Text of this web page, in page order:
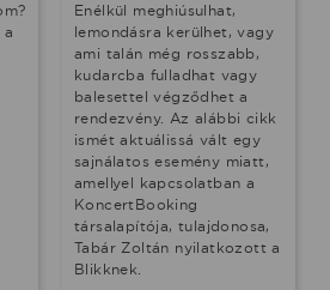
a
Enélkül meghiúsulhat,
lemondásra kerülhet, vagy
ami talán még rosszabb,
kudarcba fulladhat vagy
balesettel végződhet a
rendezvény. Az alábbi cikk
ismét aktuálissá vált egy
sajnálatos esemény miatt,
amellyel kapcsolatban a
KoncertBooking
társalapítója, tulajdonosa,
Tabár Zoltán nyilatkozott a
Blikknek.